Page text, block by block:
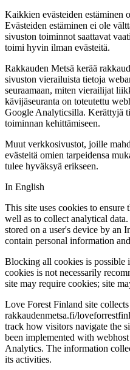
Kaikkien evästeiden estäminen
Evästeiden estäminen ei ole
sivuston toiminnot saattavat
toimi hyvin ilman evästeitä.
Rakkauden Metsä kerää
sivuston vierailuista tietoja
seuraamaan, miten vierailijat
kävijäseuranta on toteutettu
Google Analyticsilla. Kerättyjä
toiminnan kehittämiseen.
Muut verkkosivustot, joille
evästeitä omien tarpeidensa
tulee hyväksyä erikseen.
In English
This site uses cookies to ensure
well as to collect analytical
stored on a user's device by an
contain personal information
Blocking all cookies is possible
cookies is not necessarily
site may require cookies; site
Love Forest Finland site
rakkaudenmetsa.fi/
track how visitors navigate the
been implemented with
Analytics. The information
its activities.